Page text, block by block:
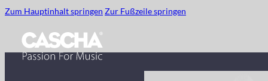
Zum Hauptinhalt springen Zur Fußzeile springen